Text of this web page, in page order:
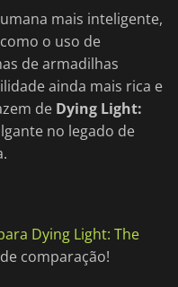
mais inteligente,
o uso de
de armadilhas
ainda mais rica e
de Dying Light:
no legado de
Dying Light: The
comparação!